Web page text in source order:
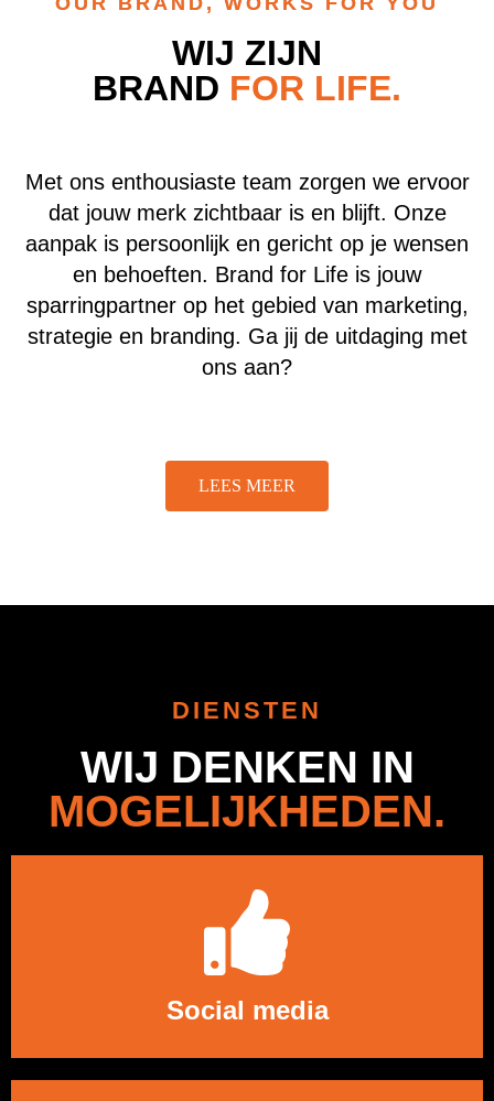
WIJ ZIJN
BRAND FOR LIFE.
Met ons enthousiaste team zorgen we ervoor
dat jouw merk zichtbaar is en blijft. Onze
aanpak is persoonlijk en gericht op je wensen
en behoeften. Brand for Life is jouw
sparringpartner op het gebied van marketing,
strategie en branding. Ga jij de uitdaging met
ons aan?
LEES MEER
DIENSTEN
WIJ DENKEN IN
MOGELIJKHEDEN.
Social media
LEES MEER